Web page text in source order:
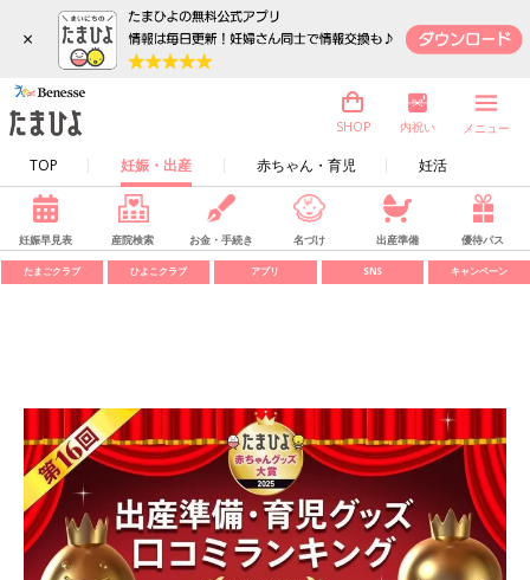
×
TOP 妊娠・出産 赤ちゃん・育児 妊活
SHOP 内祝い メニュー
妊娠早見表 産院検索 お金・手続き 名づけ 出産準備 優待パス
たまごクラブ ひよこクラブ アプリ SNS キャンペーン